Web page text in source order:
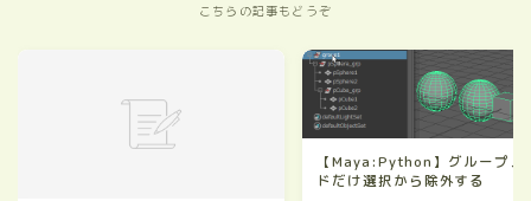
こちらの記事もどうぞ
【Maya:Python】グループノ
ドだけ選択から除外する